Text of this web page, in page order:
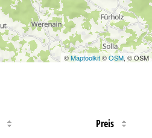
©Maptoolkit©OSM, © OSM
Preis